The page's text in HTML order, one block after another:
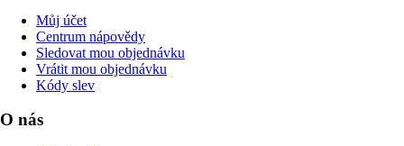
Můj účet
Centrum nápovědy
Sledovat mou objednávku
Vrátit mou objednávku
Kódy slev
O nás